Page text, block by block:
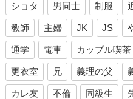
ショタ 男同士 制服
教師 主婦 JK JS
通学 電車 カップル喫茶
更衣室 兄 義理の父
カレ友 不倫 同級生